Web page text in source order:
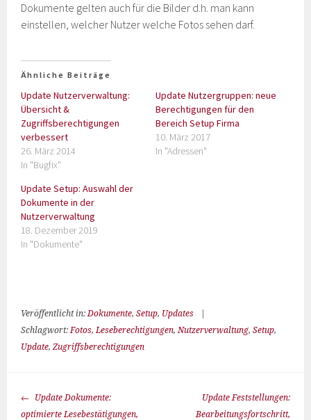
Dokumente gelten auch für die Bilder d.h. man kann
einstellen, welcher Nutzer welche Fotos sehen darf.
Ähnliche Beiträge
Update Nutzerverwaltung:
Übersicht &
Zugriffsberechtigungen
verbessert
26. März 2014
In "Bugfix"
Update Nutzergruppen: neue
Berechtigungen für den
Bereich Setup Firma
10. März 2017
In "Adressen"
Update Setup: Auswahl der
Dokumente in der
Nutzerverwaltung
18. Dezember 2019
In "Dokumente"
Veröffentlicht in:Dokumente,Setup, Updates
Schlagwort:Fotos,Leseberechtigungen,Nutzerverwaltung,Setup,
Update,Zugriffsberechtigungen
Update Dokumente:
optimierte Lesebestätigungen,
Update Feststellungen:
Bearbeitungsfortschritt,